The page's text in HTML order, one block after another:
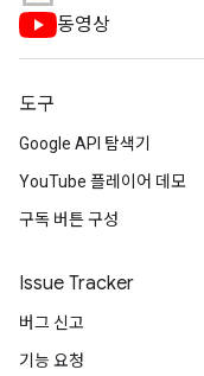
동영상
도구
Google API 탐색기
YouTube 플레이어 데모
구독 버튼 구성
Issue Tracker
버그 신고
기능 요청